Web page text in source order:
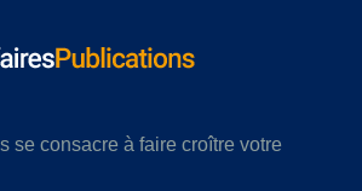
se consacre à faire croître votre